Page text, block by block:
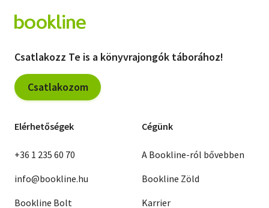
Csatlakozz Te is a könyvrajongók táborához!
Csatlakozom
Elérhetőségek
+36 1 235 60 70
info@bookline.hu
Bookline Bolt
Cégünk
A Bookline-ról bővebben
Bookline Zöld
Karrier